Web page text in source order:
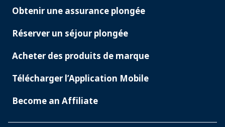
Obtenir une assurance plongée
Réserver un séjour plongée
Acheter des produits de marque
Télécharger l’Application Mobile
Become an Affiliate